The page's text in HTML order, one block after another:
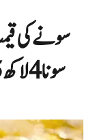
سونا 4 لاکھ 55 ہزار روپے سے تجاوز کر گیا